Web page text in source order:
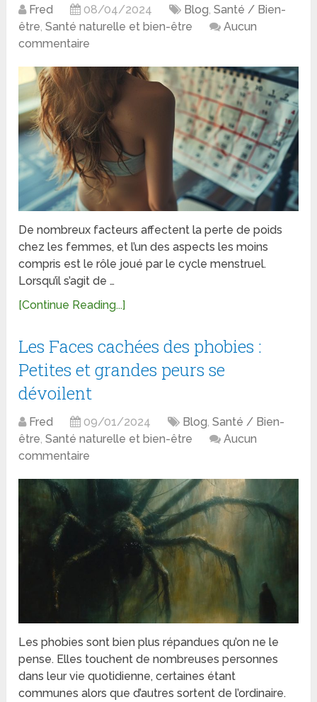
Fred 08/04/2024 Blog,Santé / Bien-
être,Santé naturelle et bien-être
Aucun
commentaire
De nombreux facteurs affectent la perte de poids
chez les femmes, et l’un des aspects les moins
compris est le rôle joué par le cycle menstruel.
Lorsqu’il s’agit de …
[Continue Reading...]
Les Faces cachées des phobies :
Petites et grandes peurs se
dévoilent
Fred 09/01/2024 Blog,Santé / Bien-
être,Santé naturelle et bien-être
Aucun
commentaire
Les phobies sont bien plus répandues qu’on ne le
pense. Elles touchent de nombreuses personnes
dans leur vie quotidienne, certaines étant
communes alors que d’autres sortent de l’ordinaire.